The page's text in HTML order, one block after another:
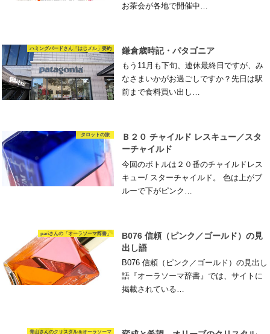
お茶会が各地で開催中…
ハミングバードさん「はじメル」要約 鎌倉歳時記・パタゴニア
もう11月も下旬、連休最終日ですが、み
なさまいかがお過ごしですか？先日は駅
前まで食料買い出し…
タロットの旅
Ｂ２０ チャイルド レスキュー／スタ
ーチャイルド
今回のボトルは２０番のチャイルドレス
キュー/ スターチャイルド。 色は上がブ
ルーで下がピンク…
pariさんの「オーラソーマ辞書」
B076 信頼（ピンク／ゴールド）の見
出し語
B076 信頼（ピンク／ゴールド）の見出し
語『オーラソーマ辞書』では、サイトに
掲載されている…
青山さんのクリスタル＆オーラソーマ